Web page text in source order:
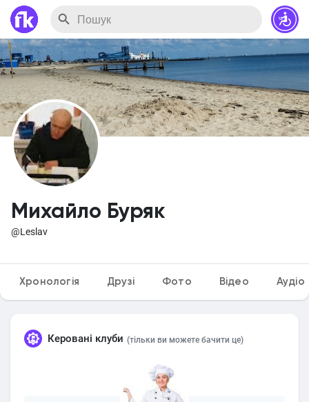
Михайло Буряк
@Leslav
Хронологія Друзі Фото Відео Аудіо
Керовані клуби (тільки ви можете бачити цe)